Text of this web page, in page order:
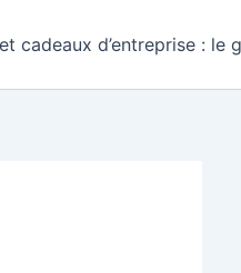
cadeaux d’entreprise : le